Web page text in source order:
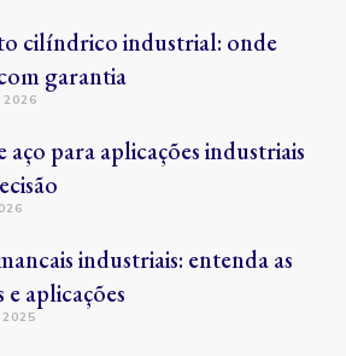
cilíndrico industrial: onde
garantia
aço para aplicações industriais
industriais: entenda as
e aplicações